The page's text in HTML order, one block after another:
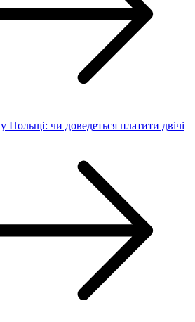
Польщі: чи доведеться платити двічі